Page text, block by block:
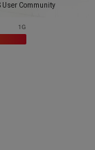
User Community